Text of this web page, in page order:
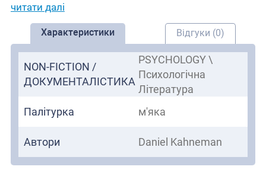
читати далі
Характеристики Відгуки (0)
NON-FICTION /
ДОКУМЕНТАЛІСТИКА
PSYCHOLOGY \
Психологічна
Література
Палітурка
м'яка
Автори Daniel Kahneman